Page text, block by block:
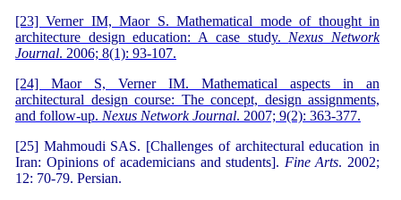
[23] Verner IM, Maor S. Mathematical mode of thought in
architecture design education: A case study. Nexus Network
Journal. 2006; 8(1): 93-107.
[24] Maor S, Verner IM. Mathematical aspects in an
architectural design course: The concept, design assignments,
and follow-up. Nexus Network Journal. 2007; 9(2): 363-377.
[25] Mahmoudi SAS. [Challenges of architectural education in
Iran: Opinions of academicians and students]. Fine Arts. 2002;
12: 70-79. Persian.